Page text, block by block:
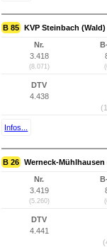
B 85 KVP Steinbach
Nr.
3.418
(8.071)
DTV
4.438
Infos...
B 26 Werneck-Mühlhausen
Nr.
3.419
(5.260)
DTV
4.441